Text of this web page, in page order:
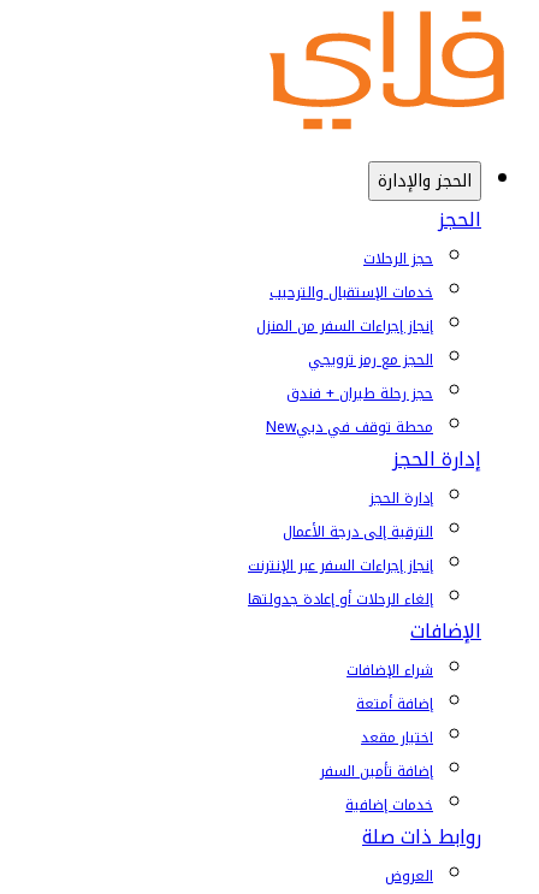
الحجز والإدارة
الحجز
حجز الرحلات
خدمات الإستقبال والترحيب
إنجاز إجراءات السفر من المنزل
الحجز مع رمز ترويجي
حجز رحلة طيران + فندق
محطة توقف في دبيNew
إدارة الحجز
إدارة الحجز
الترقية إلى درجة الأعمال
إنجاز إجراءات السفر عبر الإنترنت
إلغاء الرحلات أو إعادة جدولتها
الإضافات
شراء الإضافات
إضافة أمتعة
اختيار مقعد
إضافة تأمين السفر
خدمات إضافية
روابط ذات صلة
العروض